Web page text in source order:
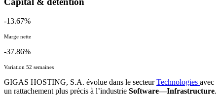
-13.67%
Marge nette
-37.86%
Variation 52 semaines
GIGAS HOSTING, S.A. évolue dans le secteurTechnologies avec
un rattachement plus précis à l’industrie Software—Infrastructure.